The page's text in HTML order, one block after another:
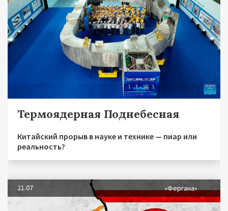
Термоядерная Поднебесная
Китайский прорыв в науке и технике — пиар или
реальность?
21.07 «Фергана»